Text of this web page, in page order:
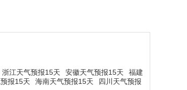
浙江天气预报15天 安徽天气预报15天
福建
报15天 海南天气预报15天
四川天气预报